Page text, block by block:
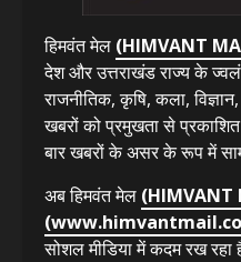
हिमवंत मेल (HIMVANT
देश और उत्तराखंड राज्य के
राजनीतिक, कृषि, कला,
खबरों को प्रमुखता से
बार खबरों के असर के रूप में
अब हिमवंत मेल (HIMVANT
सोशल मीडिया में कदम रख रहा